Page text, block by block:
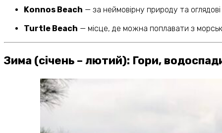
Konnos Beach — за неймовірну природу та
Turtle Beach — місце, де можна поплавати з
Зима (січень – лютий): Гори,